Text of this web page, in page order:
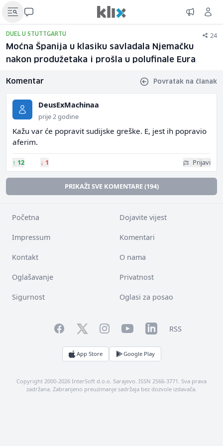
DUEL U STUTTGARTU 24
Moćna Španija u klasiku savladala Njemačku
nakon produžetaka i prošla u polufinale Eura
Komentar Povratak na članak
DeusExMachinaa
prije 2 godine
Kažu var će popravit sudijske greške. E, jest ih popravio
aferim.
↑ 12 ↓ 1 Prijavi
PRIKAŽI SVE KOMENTARE (194)
Početna Dojavite vijest
Impressum Komentari
Kontakt O nama
Oglašavanje Privatnost
Sigurnost Oglasi za posao
FacebookTwitterInstagramYouTubeLinkedInRSS
App Store Google Play
Copyright 2000-2026 InterSoft d.o.o. Sarajevo. ISSN 2566-3771. Sva prava
zadržana. Zabranjeno preuzimanje sadržaja bez dozvole izdavača.